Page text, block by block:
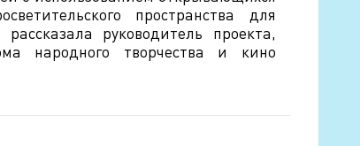
пространства для
руководитель проекта,
народного творчества и кино